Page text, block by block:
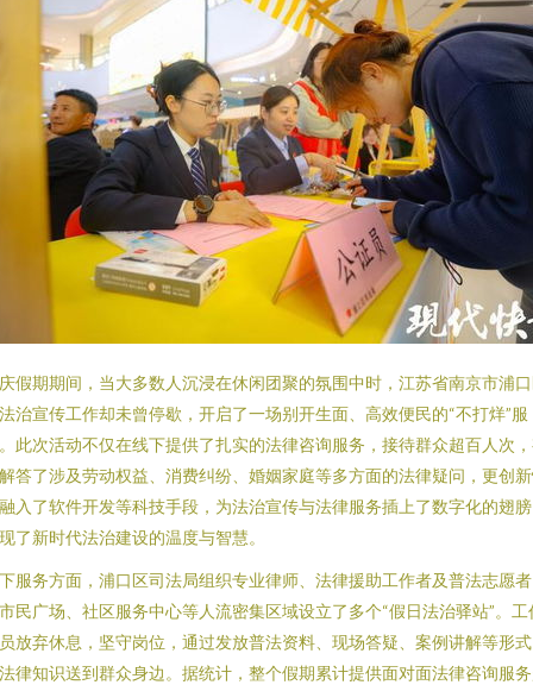
假期期间，当大多数人沉浸在休闲团聚的氛围中时，江苏省南京市浦
治宣传工作却未曾停歇，开启了一场别开生面、高效便民的“不打烊”服
此次活动不仅在线下提供了扎实的法律咨询服务，接待群众超百人次
答了涉及劳动权益、消费纠纷、婚姻家庭等多方面的法律疑问，更创
入了软件开发等科技手段，为法治宣传与法律服务插上了数字化的翅
了新时代法治建设的温度与智慧。
服务方面，浦口区司法局组织专业律师、法律援助工作者及普法志愿
民广场、社区服务中心等人流密集区域设立了多个“假日法治驿站”。工
放弃休息，坚守岗位，通过发放普法资料、现场答疑、案例讲解等形
律知识送到群众身边。据统计，整个假期累计提供面对面法律咨询服